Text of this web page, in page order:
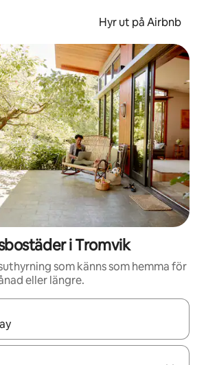
Hyr ut på Airbnb
i Tromvik
som känns som hemma för
eller längre.
kan du navigera med upp- och